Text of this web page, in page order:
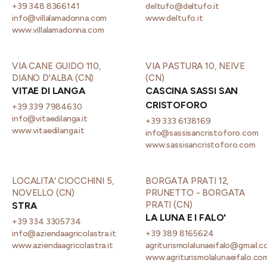
+39 348 8366141
info@villalamadonna.com
www.villalamadonna.com
deltufo@deltufo.it
www.deltufo.it
VIA CANE GUIDO 110,
DIANO D'ALBA (CN)
VITAE DI LANGA
+39 339 7984630
info@vitaedilanga.it
www.vitaedilanga.it
VIA PASTURA 10, NEIVE
(CN)
CASCINA SASSI SAN
CRISTOFORO
+39 333 6138169
info@sassisancristoforo.com
www.sassisancristoforo.com
LOCALITA' CIOCCHINI 5,
NOVELLO (CN)
STRA
+39 334 3305734
info@aziendaagricolastra.it
www.aziendaagricolastra.it
BORGATA PRATI 12,
PRUNETTO - BORGATA
PRATI (CN)
LA LUNA E I FALO'
+39 389 8165624